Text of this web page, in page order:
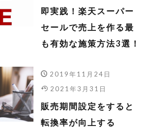
即実践！楽天スーパー
セールで売上を作る最
も有効な施策方法3選！
2019年11月24日
2021年3月31日
販売期間設定をすると
転換率が向上する